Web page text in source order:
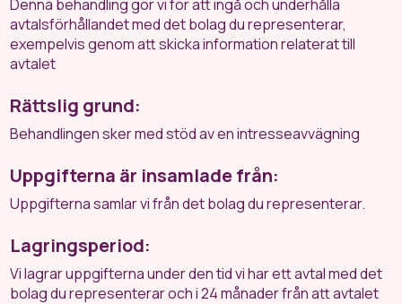
Denna behandling gör vi för att ingå och underhålla
avtalsförhållandet med det bolag du representerar,
exempelvis genom att skicka information relaterat till
avtalet
Rättslig grund:
Behandlingen sker med stöd av en intresseavvägning
Uppgifterna är insamlade från:
Uppgifterna samlar vi från det bolag du representerar.
Lagringsperiod:
Vi lagrar uppgifterna under den tid vi har ett avtal med det
bolag du representerar och i 24 månader från att avtalet